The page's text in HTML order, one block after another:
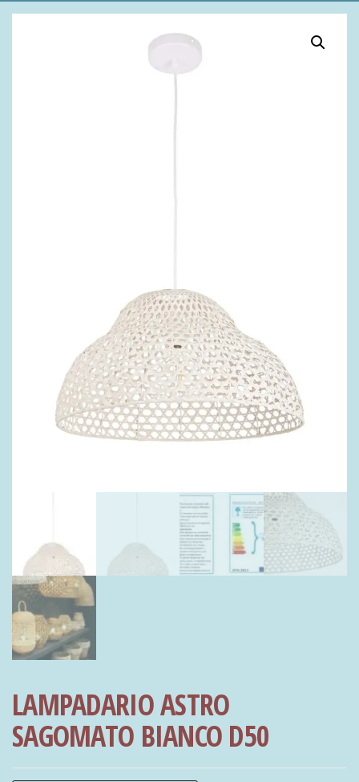
LAMPADARIO ASTRO
SAGOMATO BIANCO D50